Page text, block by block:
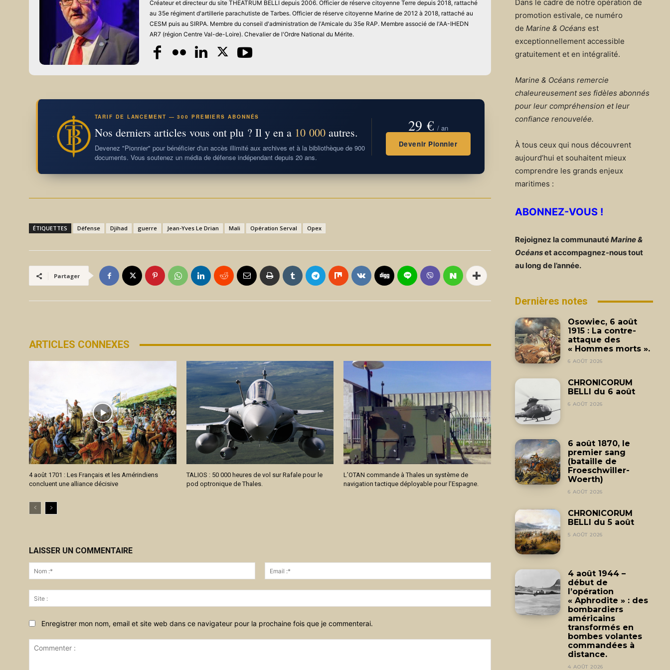
Créateur et directeur du site THEATRUM BELLI depuis 2006. Officier de réserve citoyenne Terre depuis 2018, rattaché
au 35e régiment d'artillerie parachutiste de Tarbes. Officier de réserve citoyenne Marine de 2012 à 2018, rattaché au
CESM puis au SIRPA. Membre du conseil d'administration de l'Amicale du 35e RAP. Membre associé de l'AA-IHEDN
AR7 (région Centre Val-de-Loire). Chevalier de l'Ordre National du Mérite.
TARIF DE LANCEMENT — 300 PREMIERS ABONNÉS
Nos derniers articles vous ont plu ? Il y en a 10 000autres.
Devenez "Pionnier" pour bénéficier d'un accès illimité aux archives et à la bibliothèque de 900
documents. Vous soutenez un média de défense indépendant depuis 20 ans.
29 € / an
Devenir Pionnier
ÉTIQUETTES Défense Djihad guerre Jean-Yves Le Drian Mali Opération Serval Opex
Partager
ARTICLES CONNEXES
4 août 1701 : Les Français et les Amérindiens
concluent une alliance décisive
TALIOS : 50 000 heures de vol sur Rafale pour le
pod optronique de Thales.
L’OTAN commande à Thales un système de
navigation tactique déployable pour l’Espagne.
LAISSER UN COMMENTAIRE
Nom
:*
:*
:
Enregistrer mon nom, email et site web dans ce navigateur pour la prochaine fois que je commenterai.
Dans le cadre de notre opération de
promotion estivale, ce numéro
de Marine & Océans est
exceptionnellement accessible
gratuitement et en intégralité.
Marine & Océans remercie
chaleureusement ses fidèles abonnés
pour leur compréhension et leur
confiance renouvelée.
À tous ceux qui nous découvrent
aujourd’hui et souhaitent mieux
comprendre les grands enjeux
maritimes :
ABONNEZ-VOUS !
Rejoignez la communautéMarine &
Océanset accompagnez-nous tout
au long de l’année.
Dernières notes
Osowiec, 6 août
1915 : La contre-
attaque des
« Hommes morts ».
6 AOÛT 2026
CHRONICORUM
BELLI du 6 août
6 AOÛT 2026
6 août 1870, le
premier sang
(bataille de
Froeschwiller-
Woerth)
6 AOÛT 2026
CHRONICORUM
BELLI du 5 août
5 AOÛT 2026
4 août 1944 –
début de
l’opération
« Aphrodite » : des
bombardiers
américains
transformés en
bombes volantes
commandées à
distance.
4 AOÛT 2026